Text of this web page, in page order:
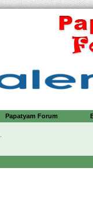
Papatyam Forum